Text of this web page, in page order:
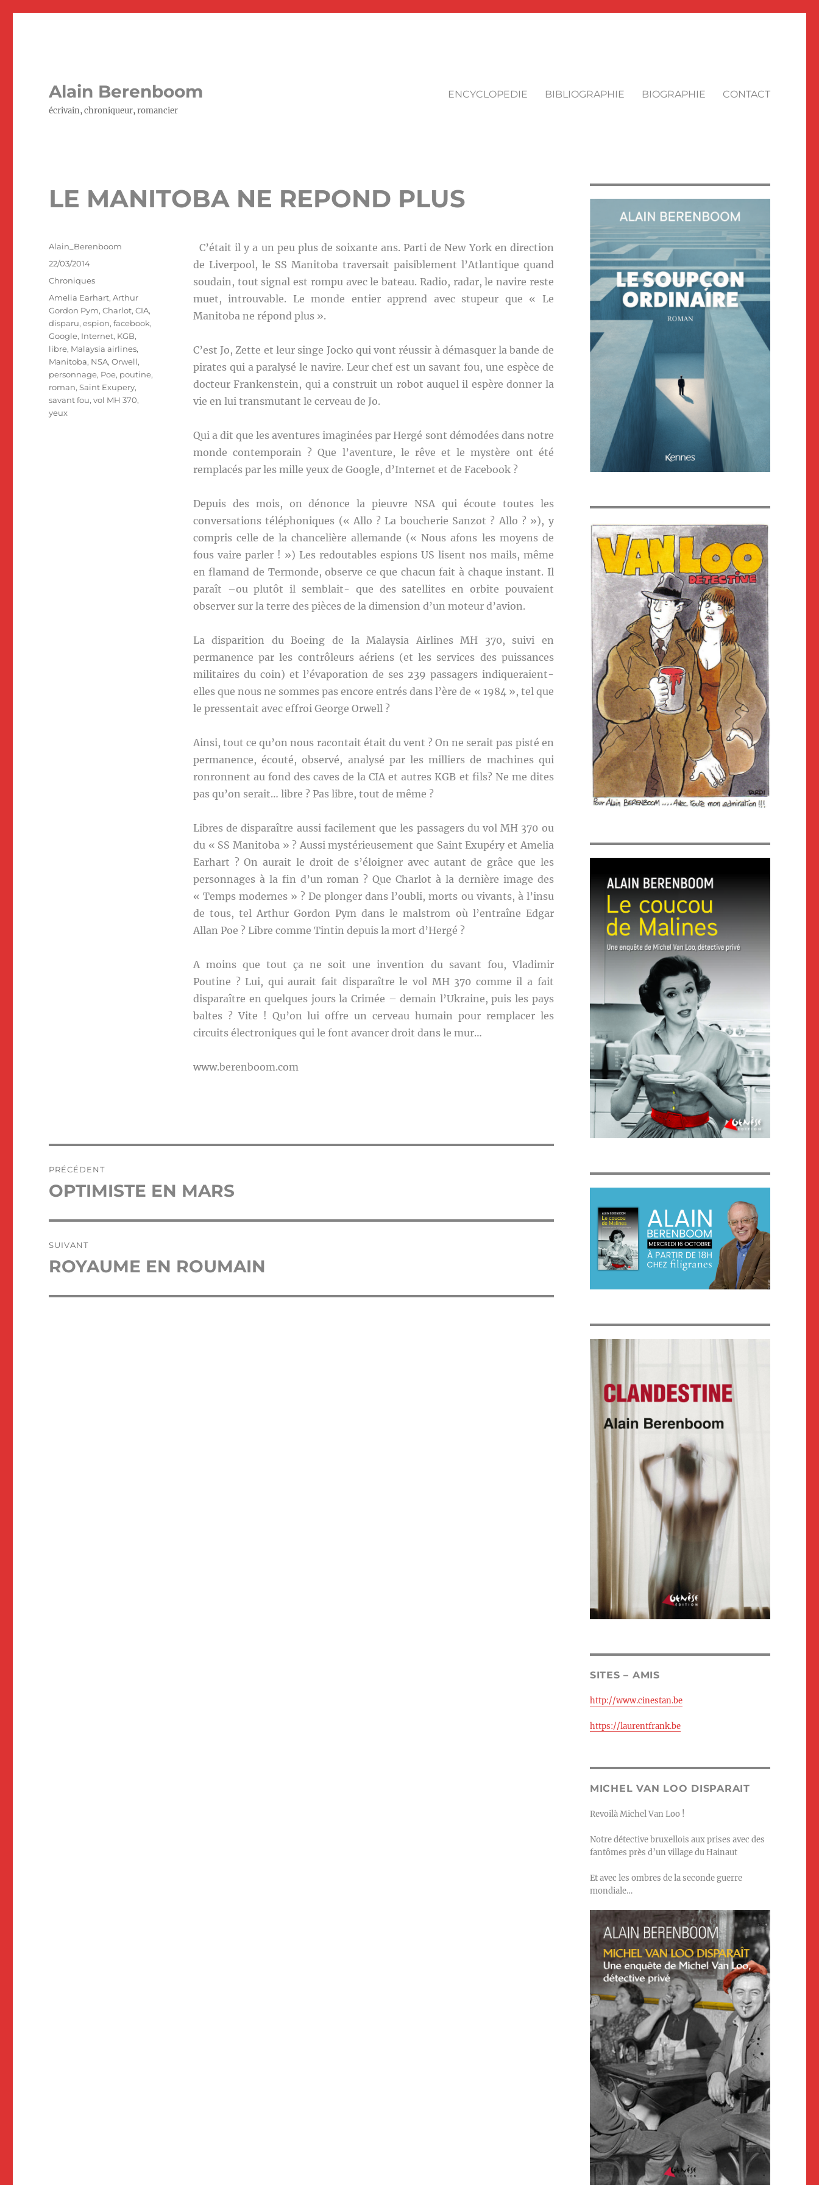
Alain Berenboom
écrivain, chroniqueur, romancier
ENCYCLOPEDIE BIBLIOGRAPHIE BIOGRAPHIE CONTACT
LE MANITOBA NE REPOND PLUS
C’était il y a un peu plus de soixante ans. Parti de New York en direction
de Liverpool, le SS Manitoba traversait paisiblement l’Atlantique quand
soudain, tout signal est rompu avec le bateau. Radio, radar, le navire reste
muet, introuvable. Le monde entier apprend avec stupeur que « Le
Manitoba ne répond plus ».
C’est Jo, Zette et leur singe Jocko qui vont réussir à démasquer la bande de
pirates qui a paralysé le navire. Leur chef est un savant fou, une espèce de
docteur Frankenstein, qui a construit un robot auquel il espère donner la
vie en lui transmutant le cerveau de Jo.
Qui a dit que les aventures imaginées par Hergé sont démodées dans notre
monde contemporain ? Que l’aventure, le rêve et le mystère ont été
remplacés par les mille yeux de Google, d’Internet et de Facebook ?
Depuis des mois, on dénonce la pieuvre NSA qui écoute toutes les
conversations téléphoniques (« Allo ? La boucherie Sanzot ? Allo ? »), y
compris celle de la chancelière allemande (« Nous afons les moyens de
fous vaire parler ! ») Les redoutables espions US lisent nos mails, même
en flamand de Termonde, observe ce que chacun fait à chaque instant. Il
paraît –ou plutôt il semblait- que des satellites en orbite pouvaient
observer sur la terre des pièces de la dimension d’un moteur d’avion.
La disparition du Boeing de la Malaysia Airlines MH 370, suivi en
permanence par les contrôleurs aériens (et les services des puissances
militaires du coin) et l’évaporation de ses 239 passagers indiqueraient-
elles que nous ne sommes pas encore entrés dans l’ère de « 1984 », tel que
le pressentait avec effroi George Orwell ?
Ainsi, tout ce qu’on nous racontait était du vent ? On ne serait pas pisté en
permanence, écouté, observé, analysé par les milliers de machines qui
ronronnent au fond des caves de la CIA et autres KGB et fils? Ne me dites
pas qu’on serait… libre ? Pas libre, tout de même ?
Libres de disparaître aussi facilement que les passagers du vol MH 370 ou
du « SS Manitoba » ? Aussi mystérieusement que Saint Exupéry et Amelia
Earhart ? On aurait le droit de s’éloigner avec autant de grâce que les
personnages à la fin d’un roman ? Que Charlot à la dernière image des
« Temps modernes » ? De plonger dans l’oubli, morts ou vivants, à l’insu
de tous, tel Arthur Gordon Pym dans le malstrom où l’entraîne Edgar
Allan Poe ? Libre comme Tintin depuis la mort d’Hergé ?
A moins que tout ça ne soit une invention du savant fou, Vladimir
Poutine ? Lui, qui aurait fait disparaître le vol MH 370 comme il a fait
disparaître en quelques jours la Crimée – demain l’Ukraine, puis les pays
baltes ? Vite ! Qu’on lui offre un cerveau humain pour remplacer les
circuits électroniques qui le font avancer droit dans le mur…
www.berenboom.com
Auteur
Alain_Berenboom
Publié
le
22/03/2014
Catégories
Chroniques
Étiquettes
Amelia Earhart,Arthur
Gordon Pym,Charlot,CIA,
disparu,espion,facebook,
Google, Internet, KGB,
libre, Malaysia airlines,
Manitoba, NSA,Orwell,
personnage, Poe, poutine,
roman,Saint Exupery,
savant fou,vol MH 370,
yeux
de
PRÉCÉDENT
Publication
OPTIMISTE EN MARS
SUIVANT
Publication
ROYAUME EN ROUMAIN
SITES – AMIS
http://www.cinestan.be
https://laurentfrank.be
MICHEL VAN LOO DISPARAIT
Revoilà Michel Van Loo !
Notre détective bruxellois aux prises avec des
fantômes près d’un village du Hainaut
Et avec les ombres de la seconde guerre
mondiale…